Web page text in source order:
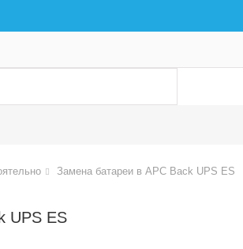
Замена батареи в APC Back UPS ES
UPS ES